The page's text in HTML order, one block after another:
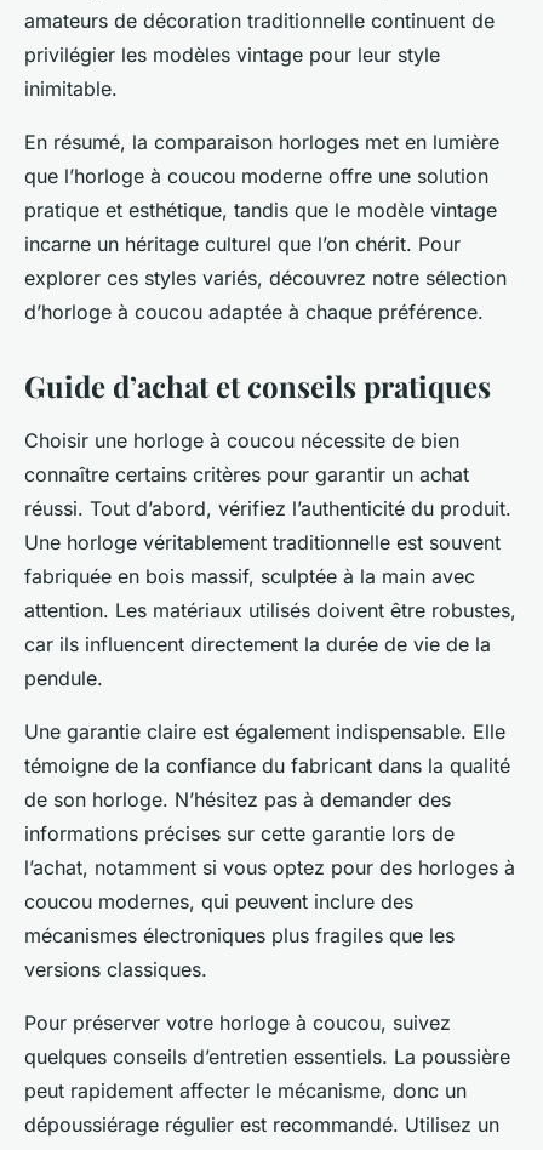
amateurs de décoration traditionnelle continuent de
privilégier les modèles vintage pour leur style
inimitable.
En résumé, la comparaison horloges met en lumière
que l’horloge à coucou moderne offre une solution
pratique et esthétique, tandis que le modèle vintage
incarne un héritage culturel que l’on chérit. Pour
explorer ces styles variés, découvrez notre sélection
d’horloge à coucou adaptée à chaque préférence.
Guide d’achat et conseils pratiques
Choisir une horloge à coucou nécessite de bien
connaître certains critères pour garantir un achat
réussi. Tout d’abord, vérifiez l’authenticité du produit.
Une horloge véritablement traditionnelle est souvent
fabriquée en bois massif, sculptée à la main avec
attention. Les matériaux utilisés doivent être robustes,
car ils influencent directement la durée de vie de la
pendule.
Une garantie claire est également indispensable. Elle
témoigne de la confiance du fabricant dans la qualité
de son horloge. N’hésitez pas à demander des
informations précises sur cette garantie lors de
l’achat, notamment si vous optez pour des horloges à
coucou modernes, qui peuvent inclure des
mécanismes électroniques plus fragiles que les
versions classiques.
Pour préserver votre horloge à coucou, suivez
quelques conseils d’entretien essentiels. La poussière
peut rapidement affecter le mécanisme, donc un
dépoussiérage régulier est recommandé. Utilisez un